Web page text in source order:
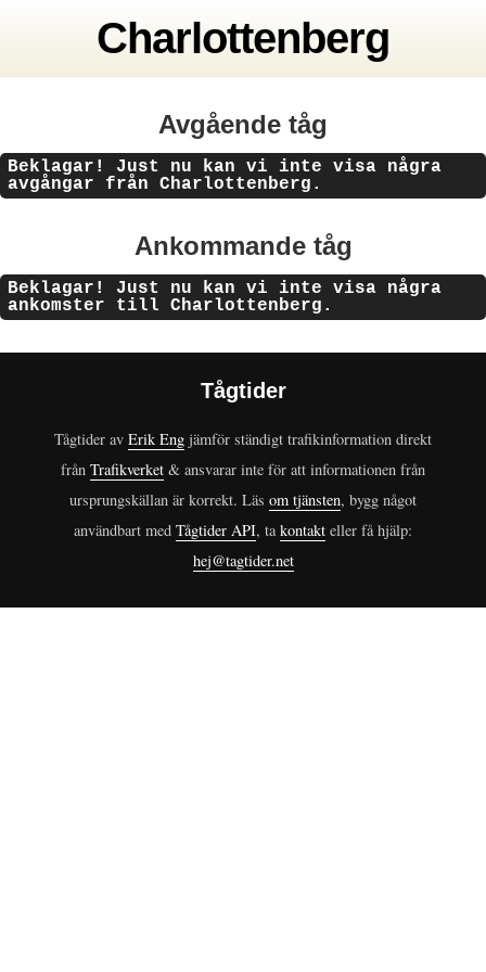
Charlottenberg
Avgående tåg
Beklagar! Just nu kan vi inte visa några
avgångar från Charlottenberg.
Ankommande tåg
Beklagar! Just nu kan vi inte visa några
ankomster till Charlottenberg.
Tågtider
Tågtider av Erik Eng jämför ständigt trafikinformation direkt
från Trafikverket & ansvarar inte för att informationen från
ursprungskällan är korrekt. Läs om tjänsten, bygg något
användbart med Tågtider API, takontakt eller få hjälp:
hej@tagtider.net